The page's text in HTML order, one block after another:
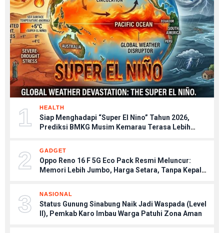
1 HEALTH
Siap Menghadapi “Super El Nino” Tahun 2026,
Prediksi BMKG Musim Kemarau Terasa Lebih
2 GADGET
Oppo Reno 16 F 5G Eco Pack Resmi Meluncur:
Memori Lebih Jumbo, Harga Setara, Tanpa Kepala
3 NASIONAL
Status Gunung Sinabung Naik Jadi Waspada (Level
II), Pemkab Karo Imbau Warga Patuhi Zona Aman